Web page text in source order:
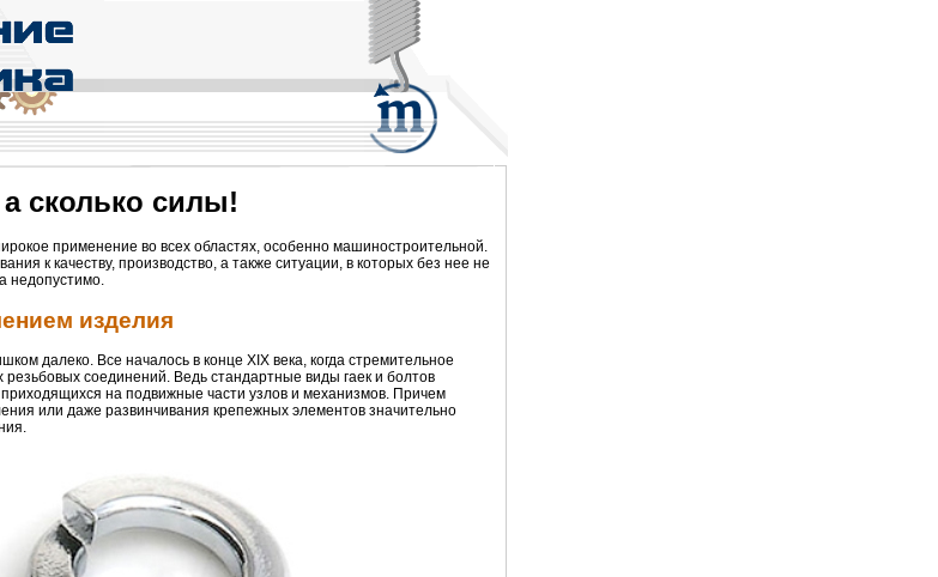
сколько силы!
применение во всех областях, особенно машиностроительной.
к качеству, производство, а также ситуации, в которых без нее не
недопустимо.
изделия
далеко. Все началось в конце XIX века, когда стремительное
соединений. Ведь стандартные виды гаек и болтов
на подвижные части узлов и механизмов. Причем
или даже развинчивания крепежных элементов значительно